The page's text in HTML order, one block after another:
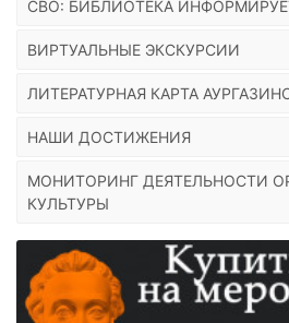
СВО: БИБЛИОТЕКА
ВИРТУАЛЬНЫЕ ЭКСКУРСИИ
ЛИТЕРАТУРНАЯ КАРТА
НАШИ ДОСТИЖЕНИЯ
МОНИТОРИНГ ДЕЯТЕЛЬНОСТИ
КУЛЬТУРЫ